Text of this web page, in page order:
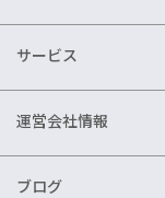
サービス
運営会社情報
ブログ